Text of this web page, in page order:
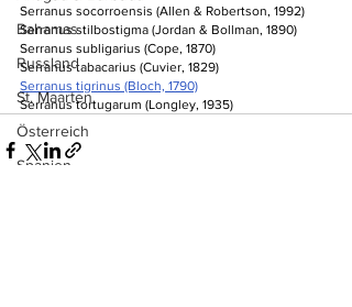
Bahamas
Russland
St. Maarten
Österreich
Spanien
Serranus socorroensis (Allen & Robertson, 1992)
Serranus stilbostigma (Jordan & Bollman, 1890)
Serranus subligarius (Cope, 1870)
Serranus tabacarius (Cuvier, 1829)
Serranus tigrinus (Bloch, 1790)
Serranus tortugarum (Longley, 1935)